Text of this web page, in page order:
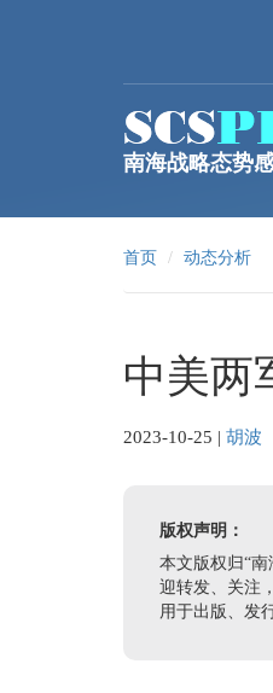
南海战略态势
首页 动态分析
中美两
版权声明：
本文版权归“
迎转发、关注
用于出版、发
2023-10-25 | 胡波